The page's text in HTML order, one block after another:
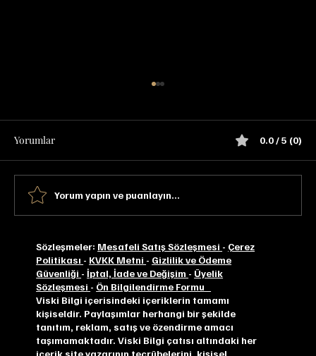
Yorumlar 0.0 / 5 (0)
Yorum yapın ve puanlayın...
Sözleşmeler: Mesafeli Satış Sözleşmesi - Çerez
Politikası - KVKK Metni - Gizlilik ve Ödeme
Güvenliği -İptal, İade ve Değişim - Üyelik
Sözleşmesi - Ön Bilgilendirme Formu
Viski Bilgi içerisindeki içeriklerin tamamı
kişiseldir. Paylaşımlar herhangi bir şekilde
tanıtım, reklam, satış ve özendirme amacı
taşımamaktadır. Viski Bilgi çatısı altındaki her
içerik site yazarının tecrübelerini, kişisel